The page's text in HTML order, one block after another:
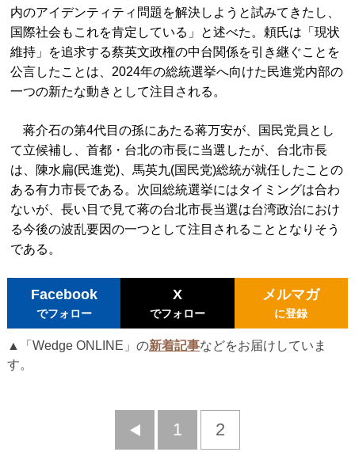
内のアイデンティティ問題を解決しようと試みてきたし、
国際社会もこれを肯定している」と述べた。頼氏は「現状
維持」を追求する蔡英文政権の中台関係を引き継ぐことを
公言したことは、2024年の総統選挙へ向けた民進党内部の
一つの新たな動きとして注目される。
蒋介石の第4代目の孫にあたる蒋万安が、国民党員とし
て立候補し、首都・台北の市長に当選したが、台北市長
は、陳水扁(民進党)、馬英九(国民党)総統が就任したことの
ある有力市長である。次回総統選挙にはタイミングは合わ
ないが、長い目で見て蒋の台北市長当選は台湾政治におけ
る今後の波乱要因の一つとして注目されることとなりそう
である。
Facebook
でフォロー
X
でフォロー
メルマガ
に登録
▲「Wedge ONLINE」の新着記事などをお届けしていま
す。
前
1 2